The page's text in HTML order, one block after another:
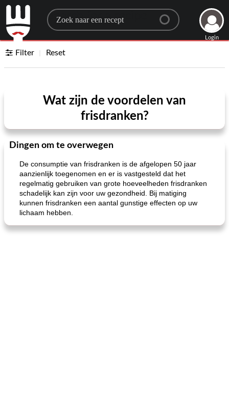
Search for a recipe
Login
Filter Reset
Wat zijn de voordelen van
frisdranken?
Dingen om te overwegen
De consumptie van frisdranken is de afgelopen 50 jaar
aanzienlijk toegenomen en er is vastgesteld dat het
regelmatig gebruiken van grote hoeveelheden frisdranken
schadelijk kan zijn voor uw gezondheid. Bij matiging
kunnen frisdranken een aantal gunstige effecten op uw
lichaam hebben.